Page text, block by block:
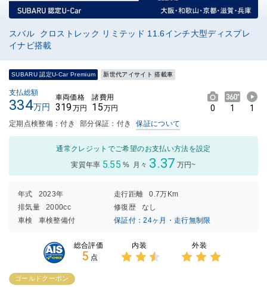
スバル クロストレック リミテッド 11.6インチ大型ディスプレ
イナビ搭載
SUBARU 認定U-Car Premium 新世代アイサイト 搭載車
支払総額
334万円
車両価格
319万円
諸費用
15万円 0 1 1
定期点検整備：付き 部分保証：付き 保証について
通常クレジットでご希望のお支払い方法を設定
実質年率 5.55 % 月々 3.37 万円~
年式 2023年 走行距離
0.7万Km
排気量
2000cc 修復歴
なし
車検
車検整備付 保証付：24ヶ月・走行無制限
総合評価
5 点
内装 外装
ゴールドクーポン